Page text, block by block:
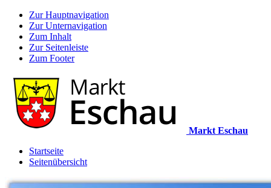
Zur Hauptnavigation
Zur Unternavigation
Zum Inhalt
Zur Seitenleiste
Zum Footer
Markt Eschau
Startseite
Seitenübersicht